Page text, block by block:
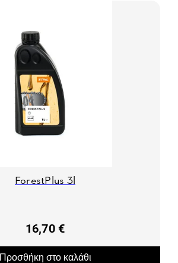
ForestPlus 3l
16,70 €
Προσθήκη στο καλάθι